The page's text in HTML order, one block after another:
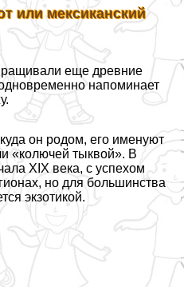
или мексиканский
еще древние
напоминает
он родом, его именуют
«колючей тыквой». В
ХIX века, с успехом
но для большинства
экзотикой.